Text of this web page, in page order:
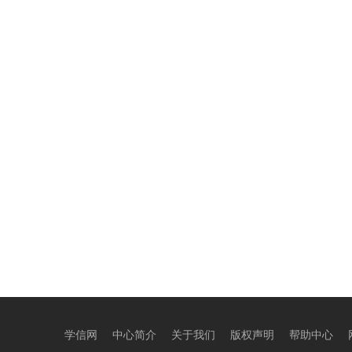
学信网 中心简介 关于我们 版权声明 帮助中心